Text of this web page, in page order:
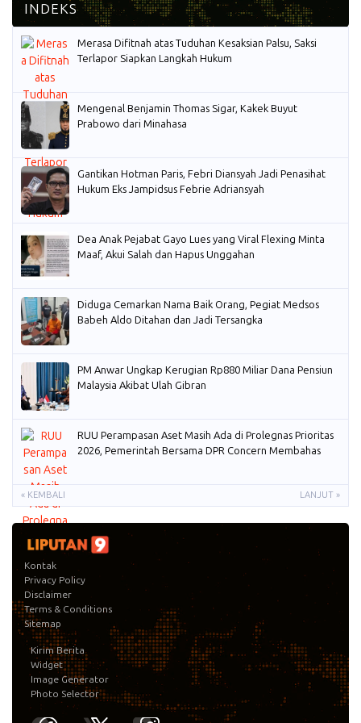
Merasa Difitnah atas Tuduhan Kesaksian Palsu, Saksi
Terlapor Siapkan Langkah Hukum
Mengenal Benjamin Thomas Sigar, Kakek Buyut
Prabowo dari Minahasa
Gantikan Hotman Paris, Febri Diansyah Jadi Penasihat
Hukum Eks Jampidsus Febrie Adriansyah
Dea Anak Pejabat Gayo Lues yang Viral Flexing Minta
Maaf, Akui Salah dan Hapus Unggahan
Diduga Cemarkan Nama Baik Orang, Pegiat Medsos
Babeh Aldo Ditahan dan Jadi Tersangka
PM Anwar Ungkap Kerugian Rp880 Miliar Dana Pensiun
Malaysia Akibat Ulah Gibran
RUU Perampasan Aset Masih Ada di Prolegnas Prioritas
2026, Pemerintah Bersama DPR Concern Membahas
« KEMBALI LANJUT »
Kontak
Privacy Policy
Disclaimer
Terms & Conditions
Sitemap
Kirim Berita
Widget
Image Generator
Photo Selector